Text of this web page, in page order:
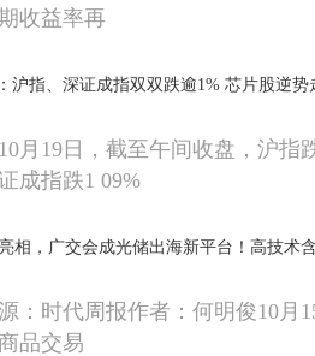
收益率再
沪指、深证成指双双跌逾1% 芯片股逆势
月19日，截至午间收盘，沪指
成指跌1 09%
相，广交会成光储出海新平台！高技术
：时代周报作者：何明俊10月
品交易